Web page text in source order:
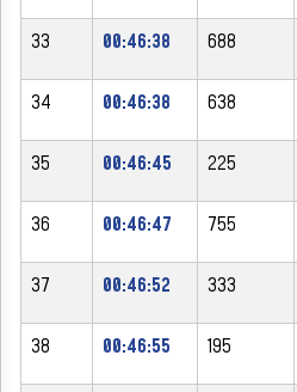
33 00:46:38 688
34 00:46:38 638
35 00:46:45 225
36 00:46:47 755
37 00:46:52 333
38 00:46:55 195